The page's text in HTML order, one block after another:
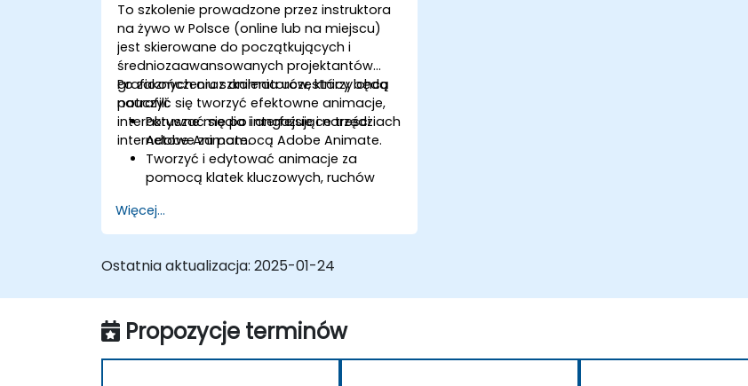
To szkolenie prowadzone przez instruktora
na żywo w Polsce (online lub na miejscu)
jest skierowane do początkujących i
średniozaawansowanych projektantów
graficznych oraz animatorów, którzy chcą
nauczyć się tworzyć efektowne animacje,
interaktywne media i angażujące treści
internetowe za pomocą Adobe Animate.
Po zakończeniu szkolenia uczestnicy będą
potrafili:
Poruszać się po interfejsie i narzędziach
Adobe Animate.
Tworzyć i edytować animacje za
pomocą klatek kluczowych, ruchów
Projektować interaktywne animacje i
aplikacje z wykorzystaniem
Włączać elementy audio i wideo do
stron internetowych, wideo i platform
mobilnych.
Więcej...
Ostatnia aktualizacja: 2025-01-24
Propozycje terminów